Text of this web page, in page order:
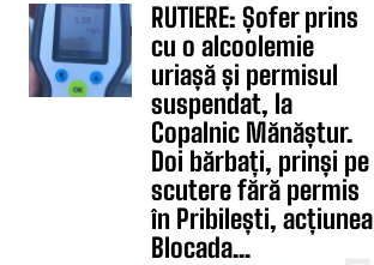
RUTIERE: Șofer prins
cu o alcoolemie
uriașă și permisul
suspendat, la
Copalnic Mănăștur.
Doi bărbați, prinși pe
scutere fără permis
în Pribilești, acțiunea
Blocada...